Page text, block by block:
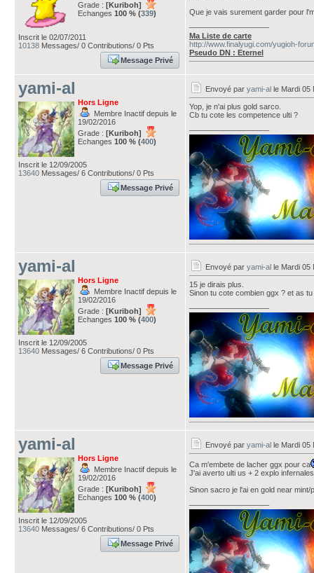
Grade : [Kuriboh]
Echanges 100 % (339)
Inscrit le 02/07/2011
10138 Messages/ 0 Contributions/ 0 Pts
Message Privé
Que je vais surement garder pour
Ma Liste de carte
http://www.finalyugi.com/yugioh-
Pseudo DN : Eternel
yami-al
Hors Ligne
Membre Inactif depuis le
19/02/2016
Grade : [Kuriboh]
Echanges 100 % (400)
Inscrit le 12/09/2005
13640 Messages/ 6 Contributions/ 0 Pts
Message Privé
Envoyé par yami-al le Mardi 05
Yop, je n'ai plus gold sarco.
Cb tu cote les competence ulti ?
yami-al
Hors Ligne
Membre Inactif depuis le
19/02/2016
Grade : [Kuriboh]
Echanges 100 % (400)
Inscrit le 12/09/2005
13640 Messages/ 6 Contributions/ 0 Pts
Message Privé
Envoyé par yami-al le Mardi 05
15 je dirais plus.
Sinon tu cote combien ggx ? et as
yami-al
Hors Ligne
Membre Inactif depuis le
19/02/2016
Grade : [Kuriboh]
Echanges 100 % (400)
Inscrit le 12/09/2005
13640 Messages/ 6 Contributions/ 0 Pts
Message Privé
Envoyé par yami-al le Mardi 05
Ca m'embete de lacher ggx pour ca
J'ai averto ulti us + 2 explo
Sinon sacro je l'ai en gold near mint/